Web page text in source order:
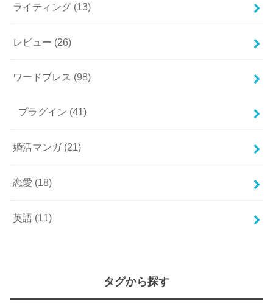
ライティング (13)
レビュー (26)
ワードプレス (98)
プラグイン (41)
婚活マンガ (21)
恋愛 (18)
英語 (11)
タグから探す